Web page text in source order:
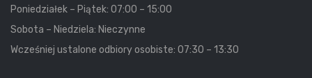
Poniedziałek – Piątek: 07:00 – 15:00
Sobota – Niedziela: Nieczynne
Wcześniej ustalone odbiory osobiste: 07:30 – 13:30